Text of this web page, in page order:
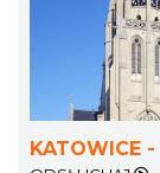
KATOWICE -